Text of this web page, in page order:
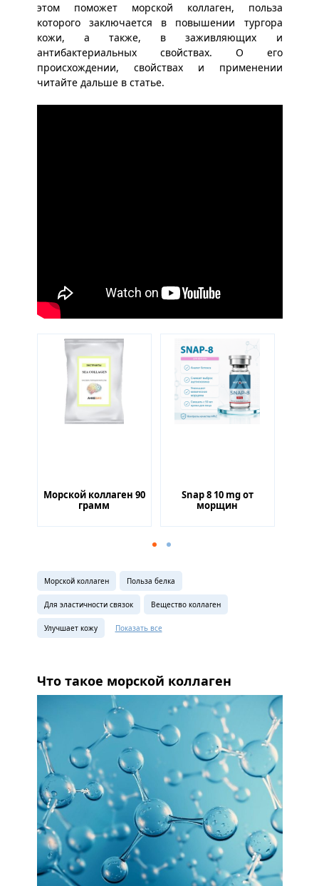
этом поможет морской коллаген, польза
которого заключается в повышении тургора
кожи, а также, в заживляющих и
антибактериальных свойствах. О его
происхождении, свойствах и применении
читайте дальше в статье.
Морской коллаген 90
грамм
Snap 8 10 mg от
морщин
Морской коллаген Польза белка
Для эластичности связок Вещество коллаген
Улучшает кожу Показать все
Что такое морской коллаген